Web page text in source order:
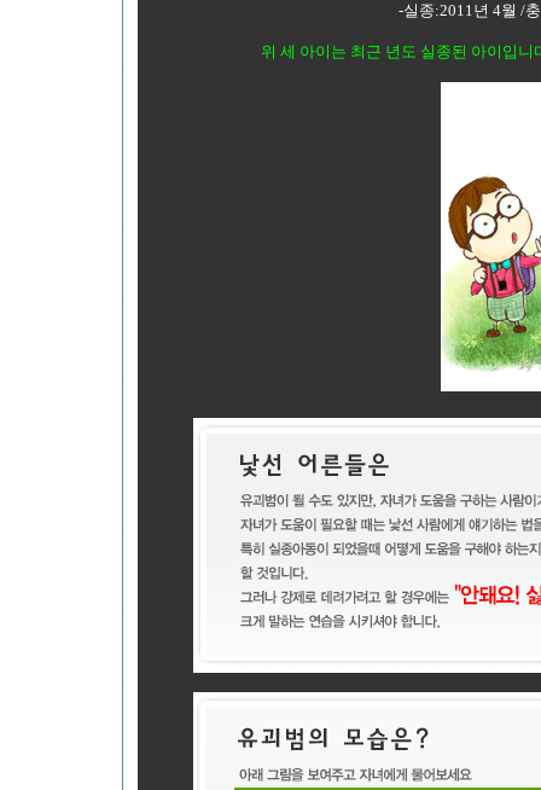
-실종:2011년 4월 /충
위 세 아이는 최근 년도 실종된 아이입니